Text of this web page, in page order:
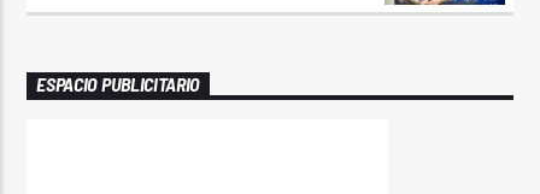
ESPACIO PUBLICITARIO